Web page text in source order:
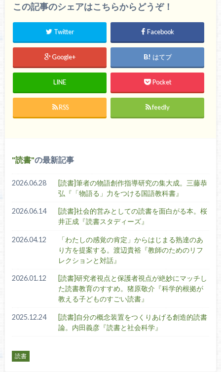
この記事のシェアはこちらからどうぞ！
Twitter Facebook
Google+ はてブ
LINE Pocket
RSS feedly
読書 の最新記事
2026.06.28
[読書]筆者の物語創作指導研究の集大成。三藤恭
弘『「物語る」力をつける国語教科書』
2026.06.14
[読書]社会的営みとしての読書を面白がる本。桜
井正成『読書スタディーズ』
2026.04.12
「わたしの感覚の肯定」からはじまる熟達のあ
り方を提案する。渡辺貴裕『教師のためのリフ
レクションと対話』
2026.01.12
[読書]研究者視点と保護者視点が絶妙にマッチし
た読書教育のすすめ。猪原敬介『科学的根拠が
教える子どものすごい読書』
2025.12.24
[読書]自分の概念装置をつくりあげる創造的読書
論。内田義彦『読書と社会科学』
読書